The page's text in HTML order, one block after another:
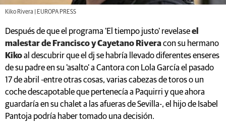
Kiko Rivera | EUROPA PRESS
Después de que el programa 'El tiempo justo' revelaseel
malestar de Francisco y Cayetano Riveracon su hermano
Kikoal descubrir que el dj se habría llevado diferentes enseres
de su padre en su 'asalto' a Cantora con Lola García el pasado
17 de abril -entre otras cosas, varias cabezas de toros o un
coche descapotable que pertenecía a Paquirri y que ahora
guardaría en su chalet a las afueras de Sevilla-, el hijo de Isabel
Pantoja podría haber tomado una decisión.